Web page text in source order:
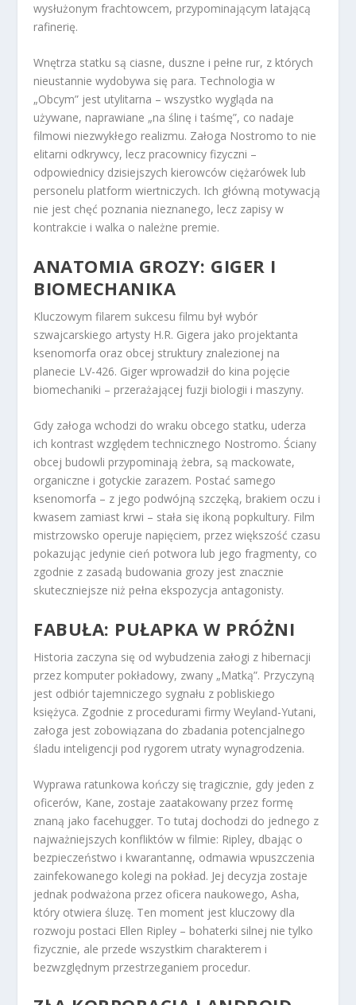
wysłużonym frachtowcem, przypominającym latającą
rafinerię.
Wnętrza statku są ciasne, duszne i pełne rur, z których
nieustannie wydobywa się para. Technologia w
„Obcym” jest utylitarna – wszystko wygląda na
używane, naprawiane „na ślinę i taśmę”, co nadaje
filmowi niezwykłego realizmu. Załoga Nostromo to nie
elitarni odkrywcy, lecz pracownicy fizyczni –
odpowiednicy dzisiejszych kierowców ciężarówek lub
personelu platform wiertniczych. Ich główną motywacją
nie jest chęć poznania nieznanego, lecz zapisy w
kontrakcie i walka o należne premie.
ANATOMIA GROZY: GIGER I
BIOMECHANIKA
Kluczowym filarem sukcesu filmu był wybór
szwajcarskiego artysty H.R. Gigera jako projektanta
ksenomorfa oraz obcej struktury znalezionej na
planecie LV-426. Giger wprowadził do kina pojęcie
biomechaniki – przerażającej fuzji biologii i maszyny.
Gdy załoga wchodzi do wraku obcego statku, uderza
ich kontrast względem technicznego Nostromo. Ściany
obcej budowli przypominają żebra, są mackowate,
organiczne i gotyckie zarazem. Postać samego
ksenomorfa – z jego podwójną szczęką, brakiem oczu i
kwasem zamiast krwi – stała się ikoną popkultury. Film
mistrzowsko operuje napięciem, przez większość czasu
pokazując jedynie cień potwora lub jego fragmenty, co
zgodnie z zasadą budowania grozy jest znacznie
skuteczniejsze niż pełna ekspozycja antagonisty.
FABUŁA: PUŁAPKA W PRÓŻNI
Historia zaczyna się od wybudzenia załogi z hibernacji
przez komputer pokładowy, zwany „Matką”. Przyczyną
jest odbiór tajemniczego sygnału z pobliskiego
księżyca. Zgodnie z procedurami firmy Weyland-Yutani,
załoga jest zobowiązana do zbadania potencjalnego
śladu inteligencji pod rygorem utraty wynagrodzenia.
Wyprawa ratunkowa kończy się tragicznie, gdy jeden z
oficerów, Kane, zostaje zaatakowany przez formę
znaną jako facehugger. To tutaj dochodzi do jednego z
najważniejszych konfliktów w filmie: Ripley, dbając o
bezpieczeństwo i kwarantannę, odmawia wpuszczenia
zainfekowanego kolegi na pokład. Jej decyzja zostaje
jednak podważona przez oficera naukowego, Asha,
który otwiera śluzę. Ten moment jest kluczowy dla
rozwoju postaci Ellen Ripley – bohaterki silnej nie tylko
fizycznie, ale przede wszystkim charakterem i
bezwzględnym przestrzeganiem procedur.